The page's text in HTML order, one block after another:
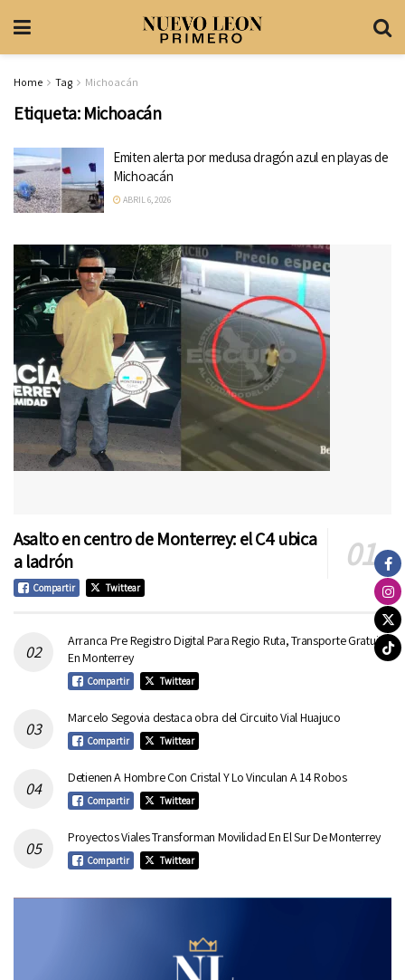
Home Tag Michoacán
Etiqueta:Michoacán
Emiten alerta por medusa dragón azul en playas de
Michoacán
ABRIL 6, 2026
Asalto en centro de Monterrey: el C4 ubica
a ladrón
Compartir Twittear
Arranca Pre Registro Digital Para Regio Ruta, Transporte Gratuito
En Monterrey
Compartir Twittear
Marcelo Segovia destaca obra del Circuito Vial Huajuco
Compartir Twittear
Detienen A Hombre Con Cristal Y Lo Vinculan A 14 Robos
Compartir Twittear
Proyectos Viales Transforman Movilidad En El Sur De Monterrey
Compartir Twittear